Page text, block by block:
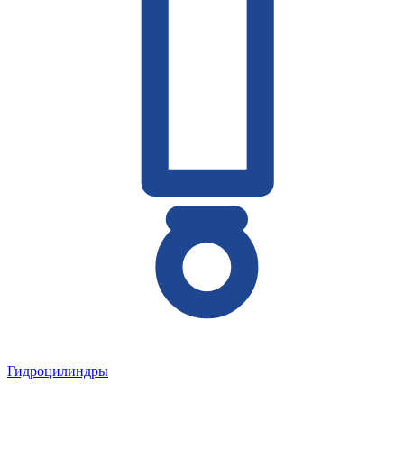
Гидроцилиндры